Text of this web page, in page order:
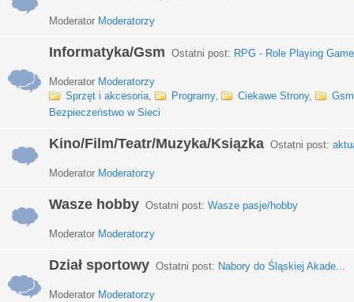
Moderator Moderatorzy
Informatyka/Gsm Ostatni post: RPG - Role Playing
Moderator Moderatorzy
Sprzęt i akcesoria, Programy, Ciekawe Strony,
Gsm
Bezpieczeństwo w Sieci
Kino/Film/Teatr/Muzyka/Ksiązka Ostatni post:
Moderator Moderatorzy
Wasze hobby Ostatni post: Wasze pasje/hobby
Moderator Moderatorzy
Dział sportowy Ostatni post: Nabory do Śląskiej Akade...
Moderator Moderatorzy